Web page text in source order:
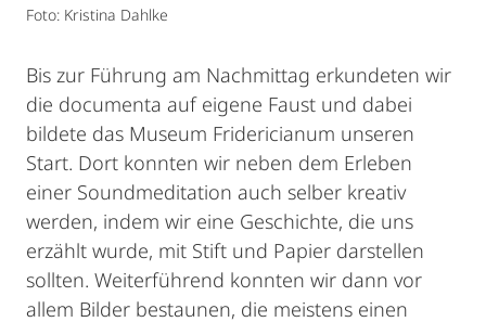
Foto: Kristina Dahlke
Bis zur Führung am Nachmittag erkundeten wir
die documenta auf eigene Faust und dabei
bildete das Museum Fridericianum unseren
Start. Dort konnten wir neben dem Erleben
einer Soundmeditation auch selber kreativ
werden, indem wir eine Geschichte, die uns
erzählt wurde, mit Stift und Papier darstellen
sollten. Weiterführend konnten wir dann vor
allem Bilder bestaunen, die meistens einen